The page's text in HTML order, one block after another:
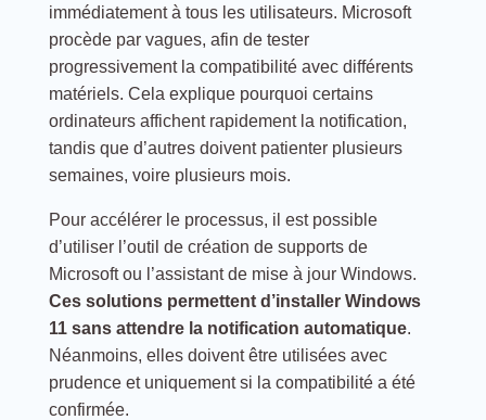
immédiatement à tous les utilisateurs. Microsoft
procède par vagues, afin de tester
progressivement la compatibilité avec différents
matériels. Cela explique pourquoi certains
ordinateurs affichent rapidement la notification,
tandis que d’autres doivent patienter plusieurs
semaines, voire plusieurs mois.
Pour accélérer le processus, il est possible
d’utiliser l’outil de création de supports de
Microsoft ou l’assistant de mise à jour Windows.
Ces solutions permettent d’installer Windows
11 sans attendre la notification automatique.
Néanmoins, elles doivent être utilisées avec
prudence et uniquement si la compatibilité a été
confirmée.